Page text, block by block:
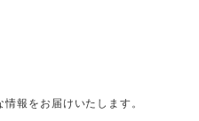
報をお届けいたします。